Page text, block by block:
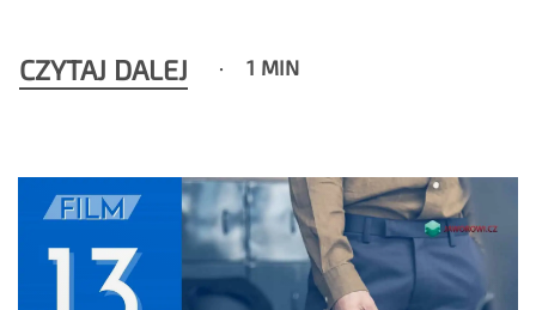
CZYTAJ DALEJ 1 MIN